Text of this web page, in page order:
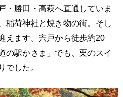
・勝田・高萩へ直通していま
稲荷神社と焼き物の街。そし
えます。宍戸から徒歩約20
の駅かさま」でも、栗のスイ
でした。